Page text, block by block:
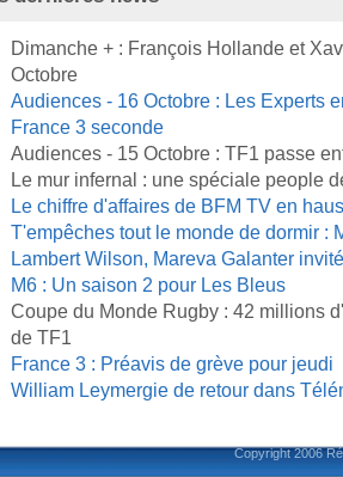
Dimanche + : François Hollande et
Octobre
Audiences - 16 Octobre : Les Experts
France 3 seconde
Audiences - 15 Octobre : TF1 passe
Le mur infernal : une spéciale people
Le chiffre d'affaires de BFM TV en
T'empêches tout le monde de dormir :
Lambert Wilson, Mareva Galanter
M6 : Un saison 2 pour Les Bleus
Coupe du Monde Rugby : 42 millions
de TF1
France 3 : Préavis de grève pour jeudi
William Leymergie de retour dans
Copyright 2006